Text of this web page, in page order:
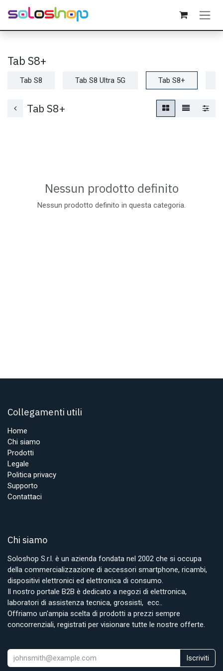
Passa al contenuto
Tab S8+
Tab S8 Tab S8 Ultra 5G Tab S8+
Tab S8+
Nessun prodotto definito
Nessun prodotto definito in questa categoria.
Collegamenti utili
Home
Chi siamo
Prodotti
Legale
Politica privacy
Supporto
Contattaci
Chi siamo
Soloshop S.r.l. è un azienda fondata nel 2002 che si occupa
della commercializzazione di accessori smartphone, ricambi,
dispositivi elettronici ed elettronica di consumo.
Il nostro portale B2B è dedicato a negozi di elettronica,
laboratori di assistenza tecnica, grossisti, ecc..
Offriamo un'ampia scelta di prodotti a prezzi sempre
concorrenziali, registrati per visionare tutte le nostre offerte.
Iscriviti